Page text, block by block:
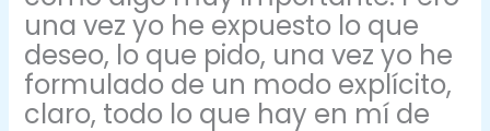
una vez yo he expuesto lo que
deseo, lo que pido, una vez yo he
formulado de un modo explícito,
claro, todo lo que hay en mí de